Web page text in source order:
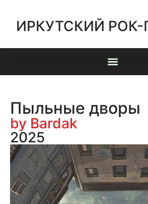
ИРКУТСКИЙ РОК-
Пыльные дворы
by Bardak
2025